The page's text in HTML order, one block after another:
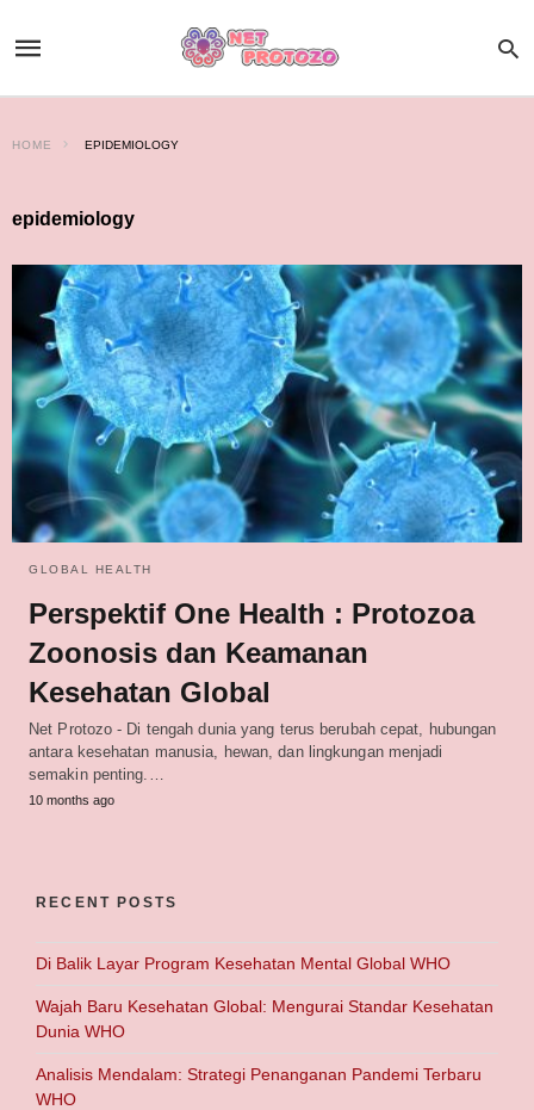
HOME EPIDEMIOLOGY
epidemiology
GLOBAL HEALTH
Perspektif One Health : Protozoa
Zoonosis dan Keamanan
Kesehatan Global
Net Protozo - Di tengah dunia yang terus berubah cepat, hubungan
antara kesehatan manusia, hewan, dan lingkungan menjadi
semakin penting.…
10 months ago
RECENT POSTS
Di Balik Layar Program Kesehatan Mental Global WHO
Wajah Baru Kesehatan Global: Mengurai Standar Kesehatan
Dunia WHO
Analisis Mendalam: Strategi Penanganan Pandemi Terbaru
WHO